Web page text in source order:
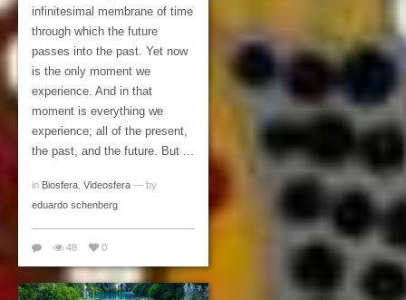
infinitesimal membrane of time
through which the future
passes into the past. Yet now
is the only moment we
experience. And in that
moment is everything we
experience; all of the present,
the past, and the future. But ...
in Biosfera Videosfera — by
eduardo schenberg
48 0